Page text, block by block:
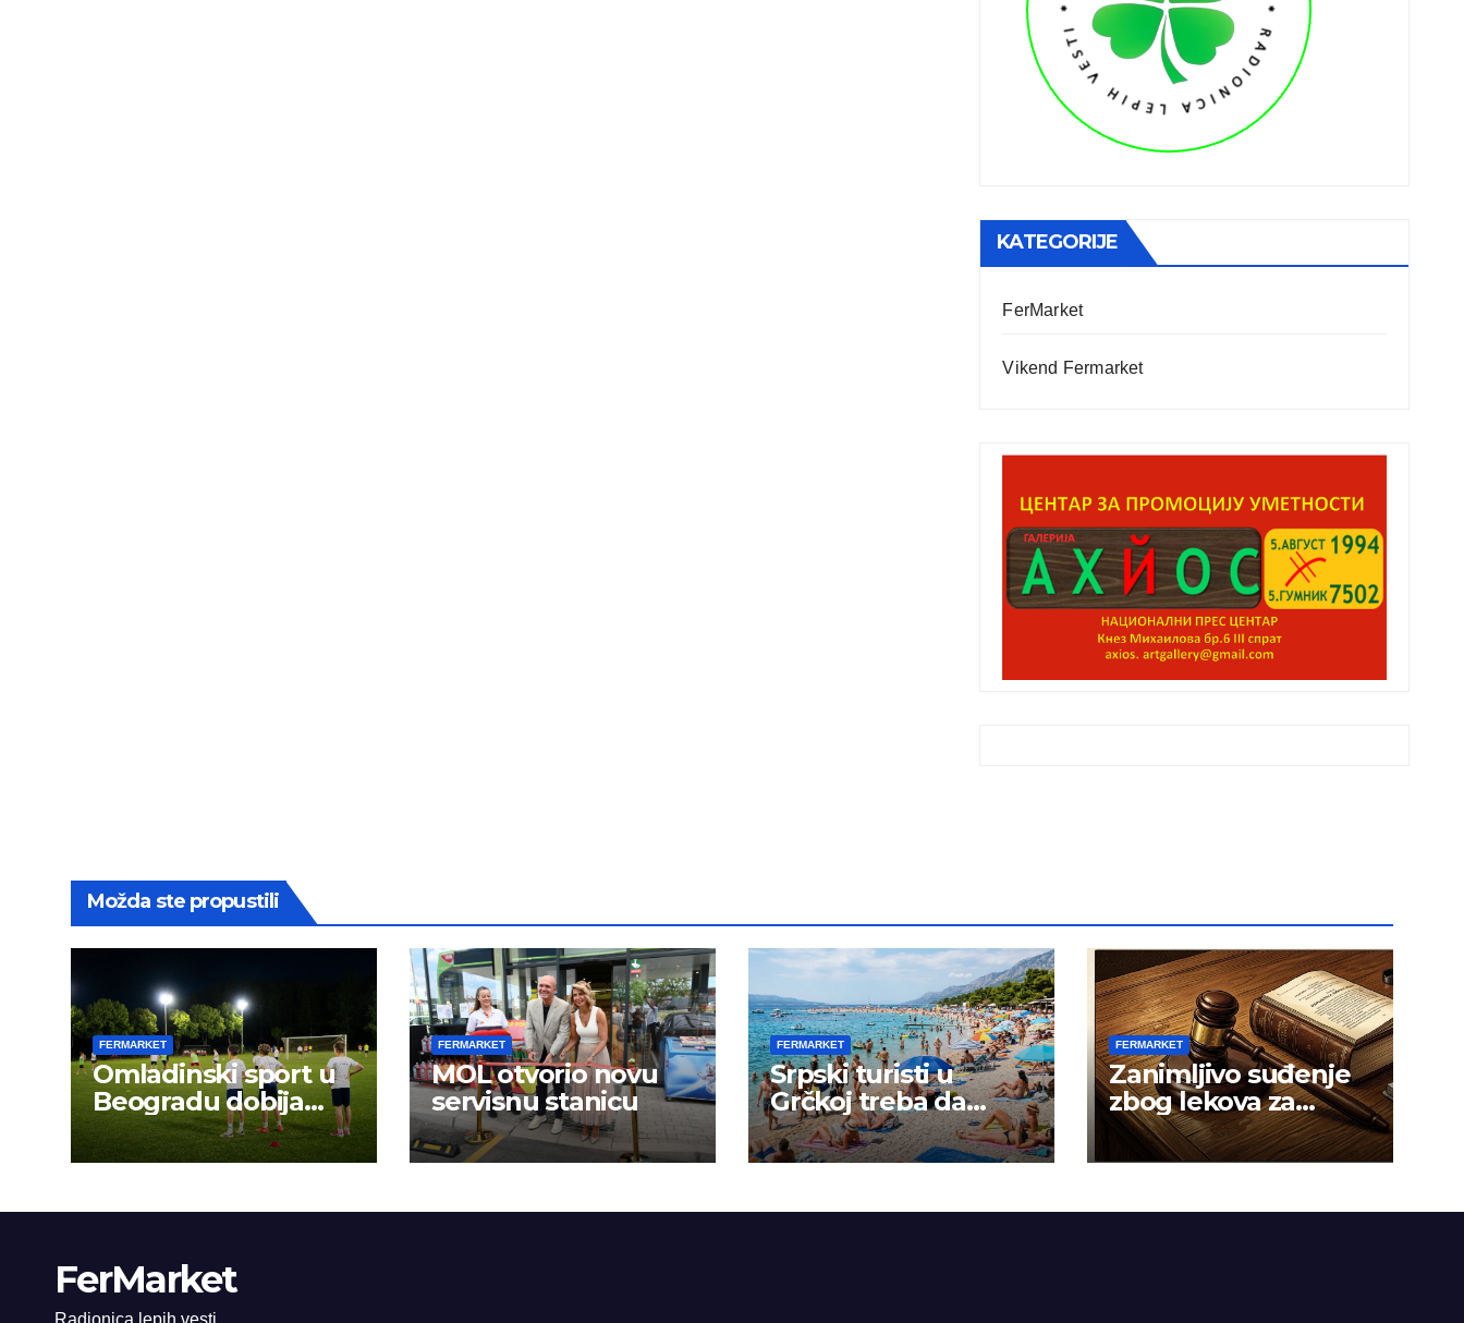
KATEGORIJE
FerMarket
Vikend Fermarket
Možda ste propustili
FERMARKET
Omladinski sport u
Beogradu dobija
novu energiju:
FERMARKET
MOL otvorio novu
servisnu stanicu
FERMARKET
Srpski turisti u
Grčkoj treba da
budu na oprezu
FERMARKET
Zanimljivo suđenje
zbog lekova za
gojaznost
FerMarket
Radionica lepih vesti